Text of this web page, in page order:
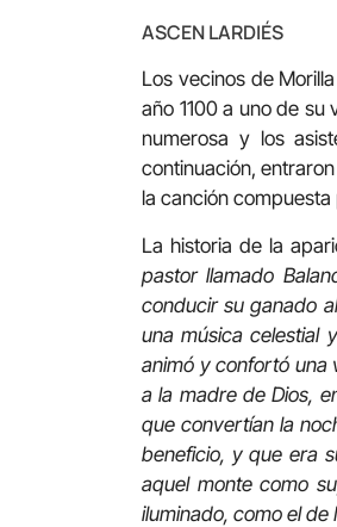
ASCEN LARDIÉS
Los vecinos de
año 1100 a uno de
numerosa y los
continuación,
la canción
La historia de la
pastor llamado
conducir su ganado
una música celestial
animó y confortó una
a la madre de Dios,
que convertían la
beneficio, y que era
aquel monte como
iluminado, como el de